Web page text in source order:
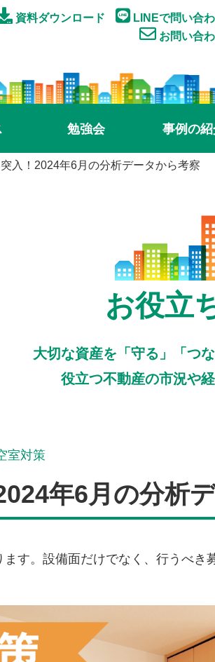
資料ダウンロード
LINEで問い合
お問い合
勉強会 事例の
入！2024年6月の分析データから考察
お役立
大切な資産を「守る」「つ
役立つ不動産の市況や
室対策
年6月の分析
す。設備面だけでなく、行うべ